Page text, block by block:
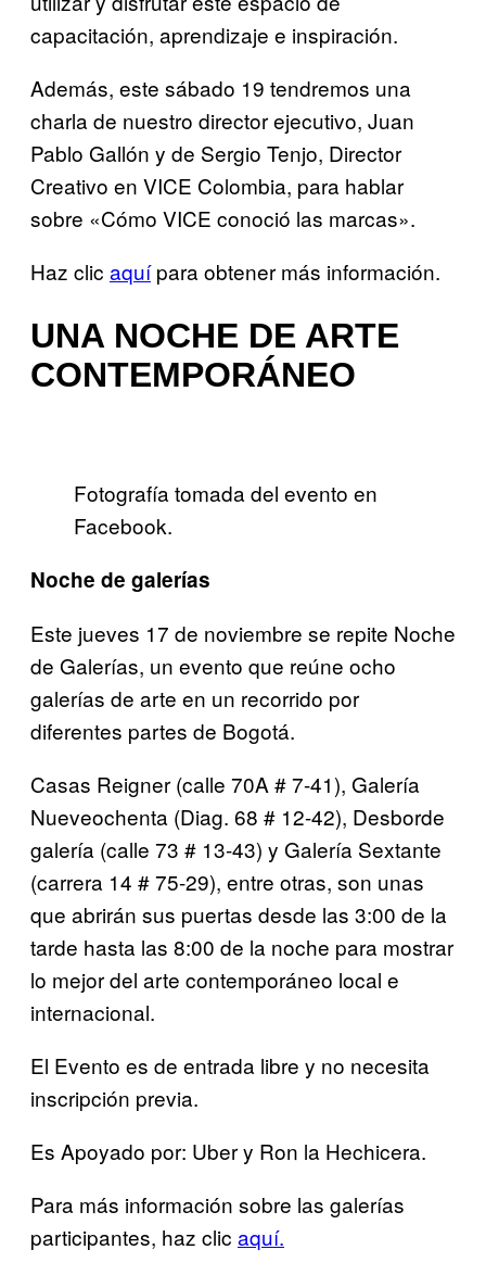
capacitación, aprendizaje e inspiración.
Además, este sábado 19 tendremos una
charla de nuestro director ejecutivo, Juan
Pablo Gallón y de Sergio Tenjo, Director
Creativo en VICE Colombia, para hablar
sobre «Cómo VICE conoció las marcas».
Haz clic aquípara obtener más información.
UNA NOCHE DE ARTE
CONTEMPORÁNEO
Fotografía tomada del evento en
Facebook.
Noche de galerías
Este jueves 17 de noviembre se repite Noche
de Galerías, un evento que reúne ocho
galerías de arte en un recorrido por
diferentes partes de Bogotá.
Casas Reigner (calle 70A # 7-41), Galería
Nueveochenta (Diag. 68 # 12-42), Desborde
galería (calle 73 # 13-43) y Galería Sextante
(carrera 14 # 75-29), entre otras, son unas
que abrirán sus puertas desde las 3:00 de la
tarde hasta las 8:00 de la noche para mostrar
lo mejor del arte contemporáneo local e
internacional.
El Evento es de entrada libre y no necesita
inscripción previa.
Es Apoyado por: Uber y Ron la Hechicera.
Para más información sobre las galerías
participantes, haz clic aquí.